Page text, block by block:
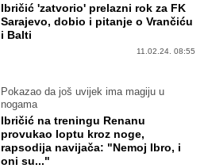
Ibričić 'zatvorio' prelazni rok za FK
Sarajevo, dobio i pitanje o Vrančiću
i Balti
11.02.24. 08:55
Pokazao da još uvijek ima magiju u
nogama
Ibričić na treningu Renanu
provukao loptu kroz noge,
rapsodija navijača: "Nemoj Ibro, i
oni su..."